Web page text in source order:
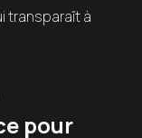
transparaît à
pour